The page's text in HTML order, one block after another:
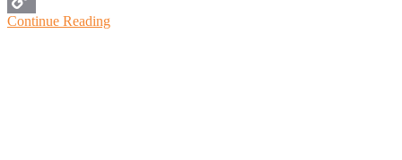
Copy
Continue Reading